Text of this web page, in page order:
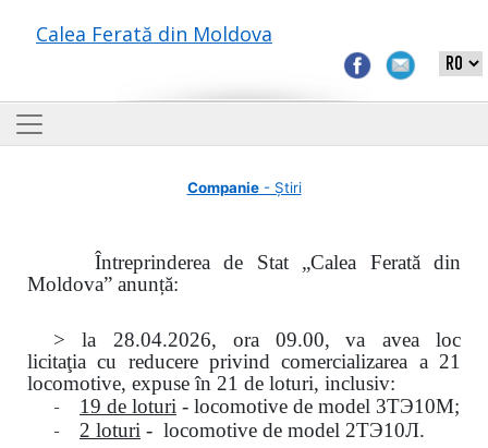
Calea Ferată din Moldova
Companie- Știri
Întreprinderea de Stat „Calea Ferată din
Moldova” anunță:
> la 28.04.2026, ora 09.00,
va avea loc
licitaţiacu reducere privind comercializarea a 21
locomotive, expuse în 21 de loturi, inclusiv:
- 19 de loturi - locomotive de model 3ТЭ10М;
- 2 loturi - locomotive de model 2ТЭ10Л.